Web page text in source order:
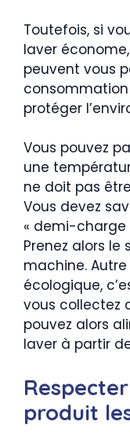
Toutefois, si
laver
peuvent vous
protéger
Vous pouvez
une
ne doit pas
Vous devez
« demi-charge
Prenez alors le
machine.
écologique,
vous collectez
pouvez alors
laver à partir
produit